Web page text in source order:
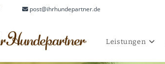
post@ihrhundepartner.de
Leistungen